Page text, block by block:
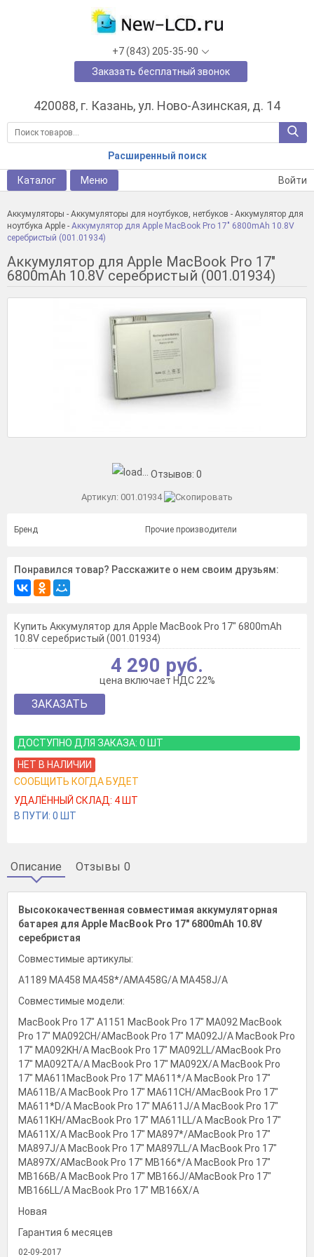
420088, г. Казань, ул. Ново-Азинская, д. 14
Расширенный поиск
+7 (843) 205-35-90
Заказать бесплатный звонок
Каталог Меню Войти
Аккумуляторы - Аккумуляторы для ноутбуков, нетбуков - Аккумулятор для
ноутбука Apple - Аккумулятор для Apple MacBook Pro 17" 6800mAh 10.8V
серебристый (001.01934)
Аккумулятор для Apple MacBook Pro 17"
6800mAh 10.8V серебристый (001.01934)
Отзывов: 0
Артикул: 001.01934
Бренд Прочие производители
Понравился товар? Расскажите о нем своим друзьям:
Купить Аккумулятор для Apple MacBook Pro 17" 6800mAh
10.8V серебристый (001.01934)
4 290 руб.
цена включает НДС 22%
ЗАКАЗАТЬ
ДОСТУПНО ДЛЯ ЗАКАЗА: 0 ШТ
НЕТ В НАЛИЧИИ
СООБЩИТЬ КОГДА БУДЕТ
УДАЛЁННЫЙ СКЛАД: 4 ШТ
В ПУТИ: 0 ШТ
Описание Отзывы 0
Высококачественная совместимая аккумуляторная
батарея для Apple MacBook Pro 17" 6800mAh 10.8V
серебристая
Совместимые артикулы:
A1189 MA458 MA458*/AMA458G/A MA458J/A
Совместимые модели:
MacBook Pro 17" A1151 MacBook Pro 17" MA092 MacBook
Pro 17" MA092CH/AMacBook Pro 17" MA092J/A MacBook Pro
17" MA092KH/A MacBook Pro 17" MA092LL/AMacBook Pro
17" MA092TA/A MacBook Pro 17" MA092X/A MacBook Pro
17" MA611MacBook Pro 17" MA611*/A MacBook Pro 17"
MA611B/A MacBook Pro 17" MA611CH/AMacBook Pro 17"
MA611*D/A MacBook Pro 17" MA611J/A MacBook Pro 17"
MA611KH/AMacBook Pro 17" MA611LL/A MacBook Pro 17"
MA611X/A MacBook Pro 17" MA897*/AMacBook Pro 17"
MA897J/A MacBook Pro 17" MA897LL/A MacBook Pro 17"
MA897X/AMacBook Pro 17" MB166*/A MacBook Pro 17"
MB166B/A MacBook Pro 17" MB166J/AMacBook Pro 17"
MB166LL/A MacBook Pro 17" MB166X/A
Новая
Гарантия 6 месяцев
02-09-2017